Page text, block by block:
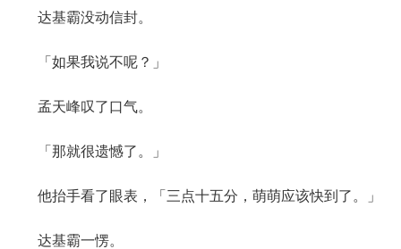
达基霸没动信封。
「如果我说不呢？」
孟天峰叹了口气。
「那就很遗憾了。」
他抬手看了眼表，「三点十五分，萌萌应该快到了。」
达基霸一愣。